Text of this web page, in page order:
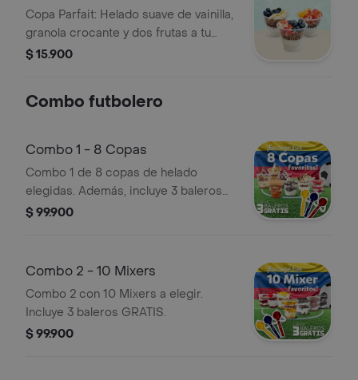
Copa Parfait: Helado suave de vainilla,
granola crocante y dos frutas a tu
elección.
$ 15.900
Combo futbolero
Combo 1 - 8 Copas
Combo 1 de 8 copas de helado
elegidas. Además, incluye 3 baleros
GRATIS.
$ 99.900
Combo 2 - 10 Mixers
Combo 2 con 10 Mixers a elegir.
Incluye 3 baleros GRATIS.
$ 99.900